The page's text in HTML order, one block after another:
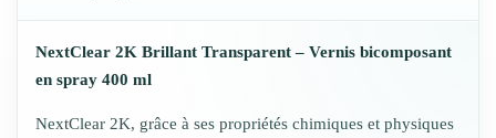
NextClear 2K Brillant Transparent – Vernis bicomposant
en spray 400 ml
NextClear 2K, grâce à ses propriétés chimiques et physiques